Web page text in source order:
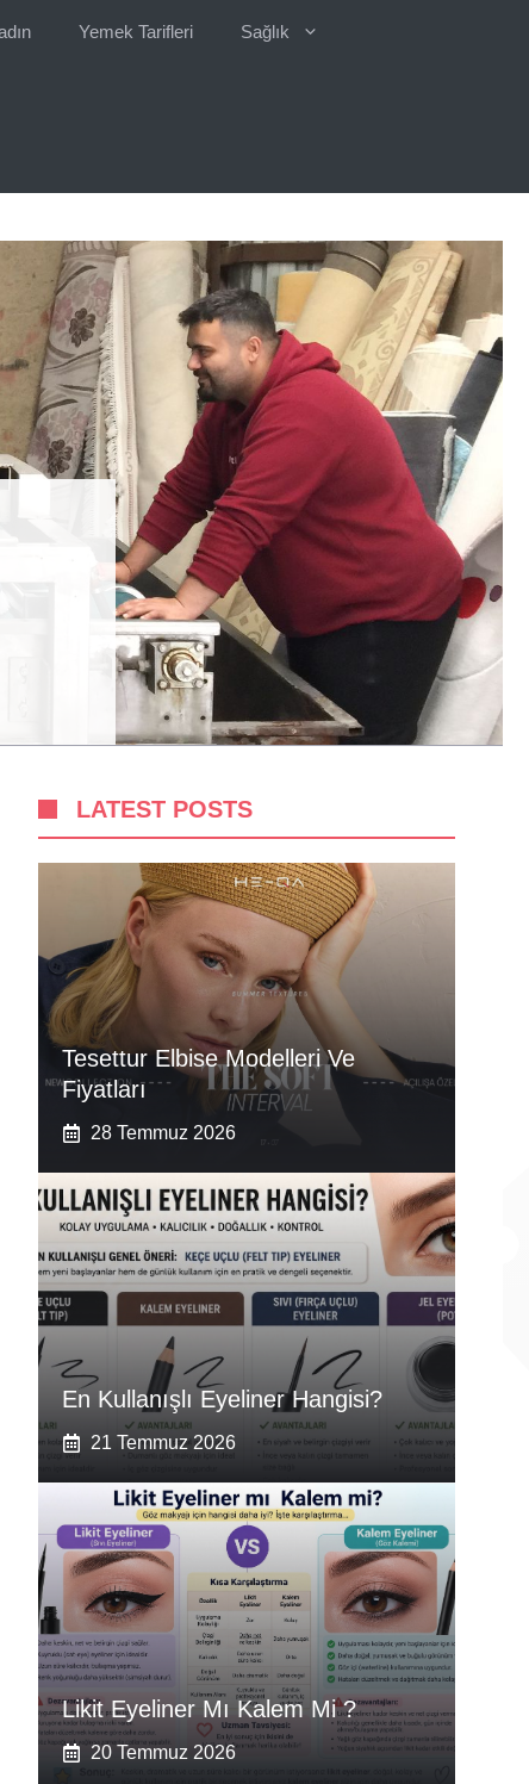
Yemek Tarifleri Sağlık
LATEST POSTS
Tesettur Elbise Modelleri Ve
Fiyatları
28 Temmuz 2026
En Kullanışlı Eyeliner Hangisi?
21 Temmuz 2026
Likit Eyeliner Mı Kalem Mi ?
20 Temmuz 2026